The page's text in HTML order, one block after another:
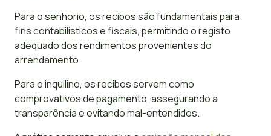
Para o senhorio, os recibos são fundamentais para
fins contabilísticos e fiscais, permitindo o registo
adequado dos rendimentos provenientes do
arrendamento.
Para o inquilino, os recibos servem como
comprovativos de pagamento, assegurando a
transparência e evitando mal-entendidos.